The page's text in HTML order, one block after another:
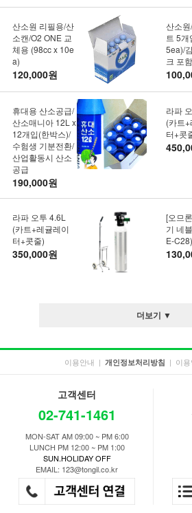
산소원 리필용/산
소캔/O2 ONE 교
체용 (98cc x 10e
a)
120,000원
산소
트 5
5ea)/
크 포함
휴대용 산소공급/
산소매니아 12L x
12개입(한박스)/
수험생 기분전환/
산업활동시 산소
공급
190,000원
라파
(카트+
터+콧
라파 오투 4.6L
(카트+레귤레이
터+콧줄)
350,000원
[오므
기 네
E-C28)
더보기 ▼
이용안내 | 개인정보처리방침 | 이
고객센터
02-741-1461
MON-SAT AM 09:00 ~ PM 6:00
LUNCH PM 12:00 ~ PM 1:00
SUN.HOLIDAY OFF
EMAIL: 123@tongil.co.kr